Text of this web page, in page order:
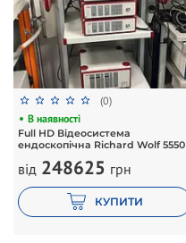
(0)
В наявності
Full HD Відеосистема
ендоскопічна Richard Wolf 5550
від 248625 грн
КУПИТИ